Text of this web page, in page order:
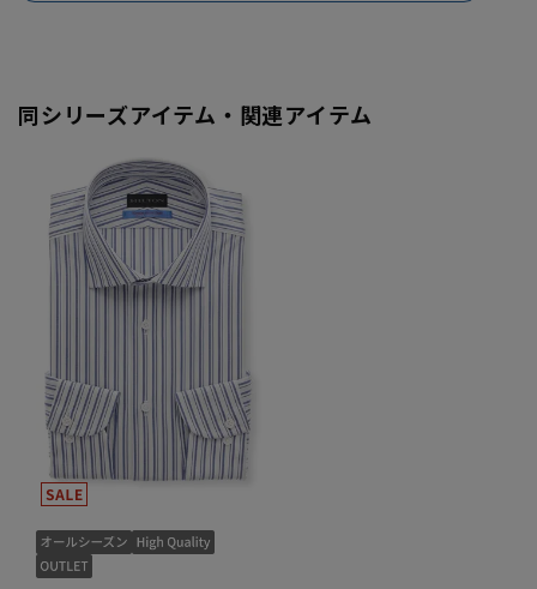
同シリーズアイテム・関連アイテム